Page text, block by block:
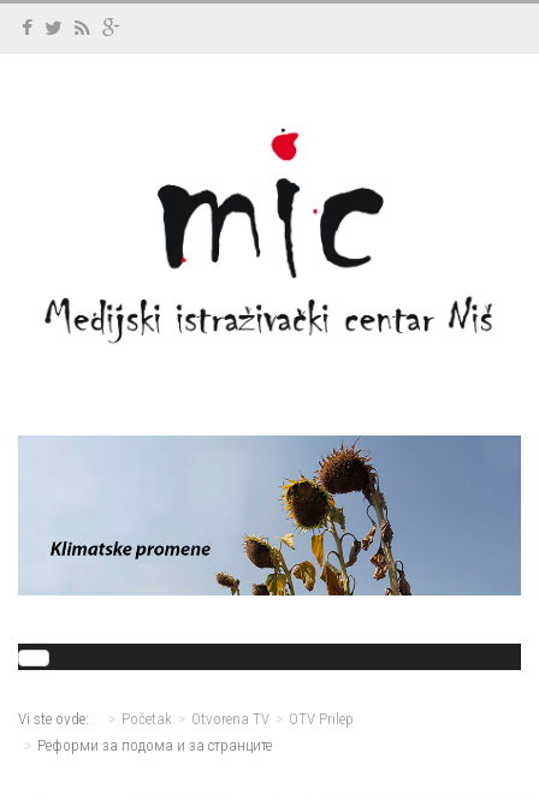
Vi ste ovde: Početak Otvorena TV
OTV Prilep
Реформи за подома и за странците